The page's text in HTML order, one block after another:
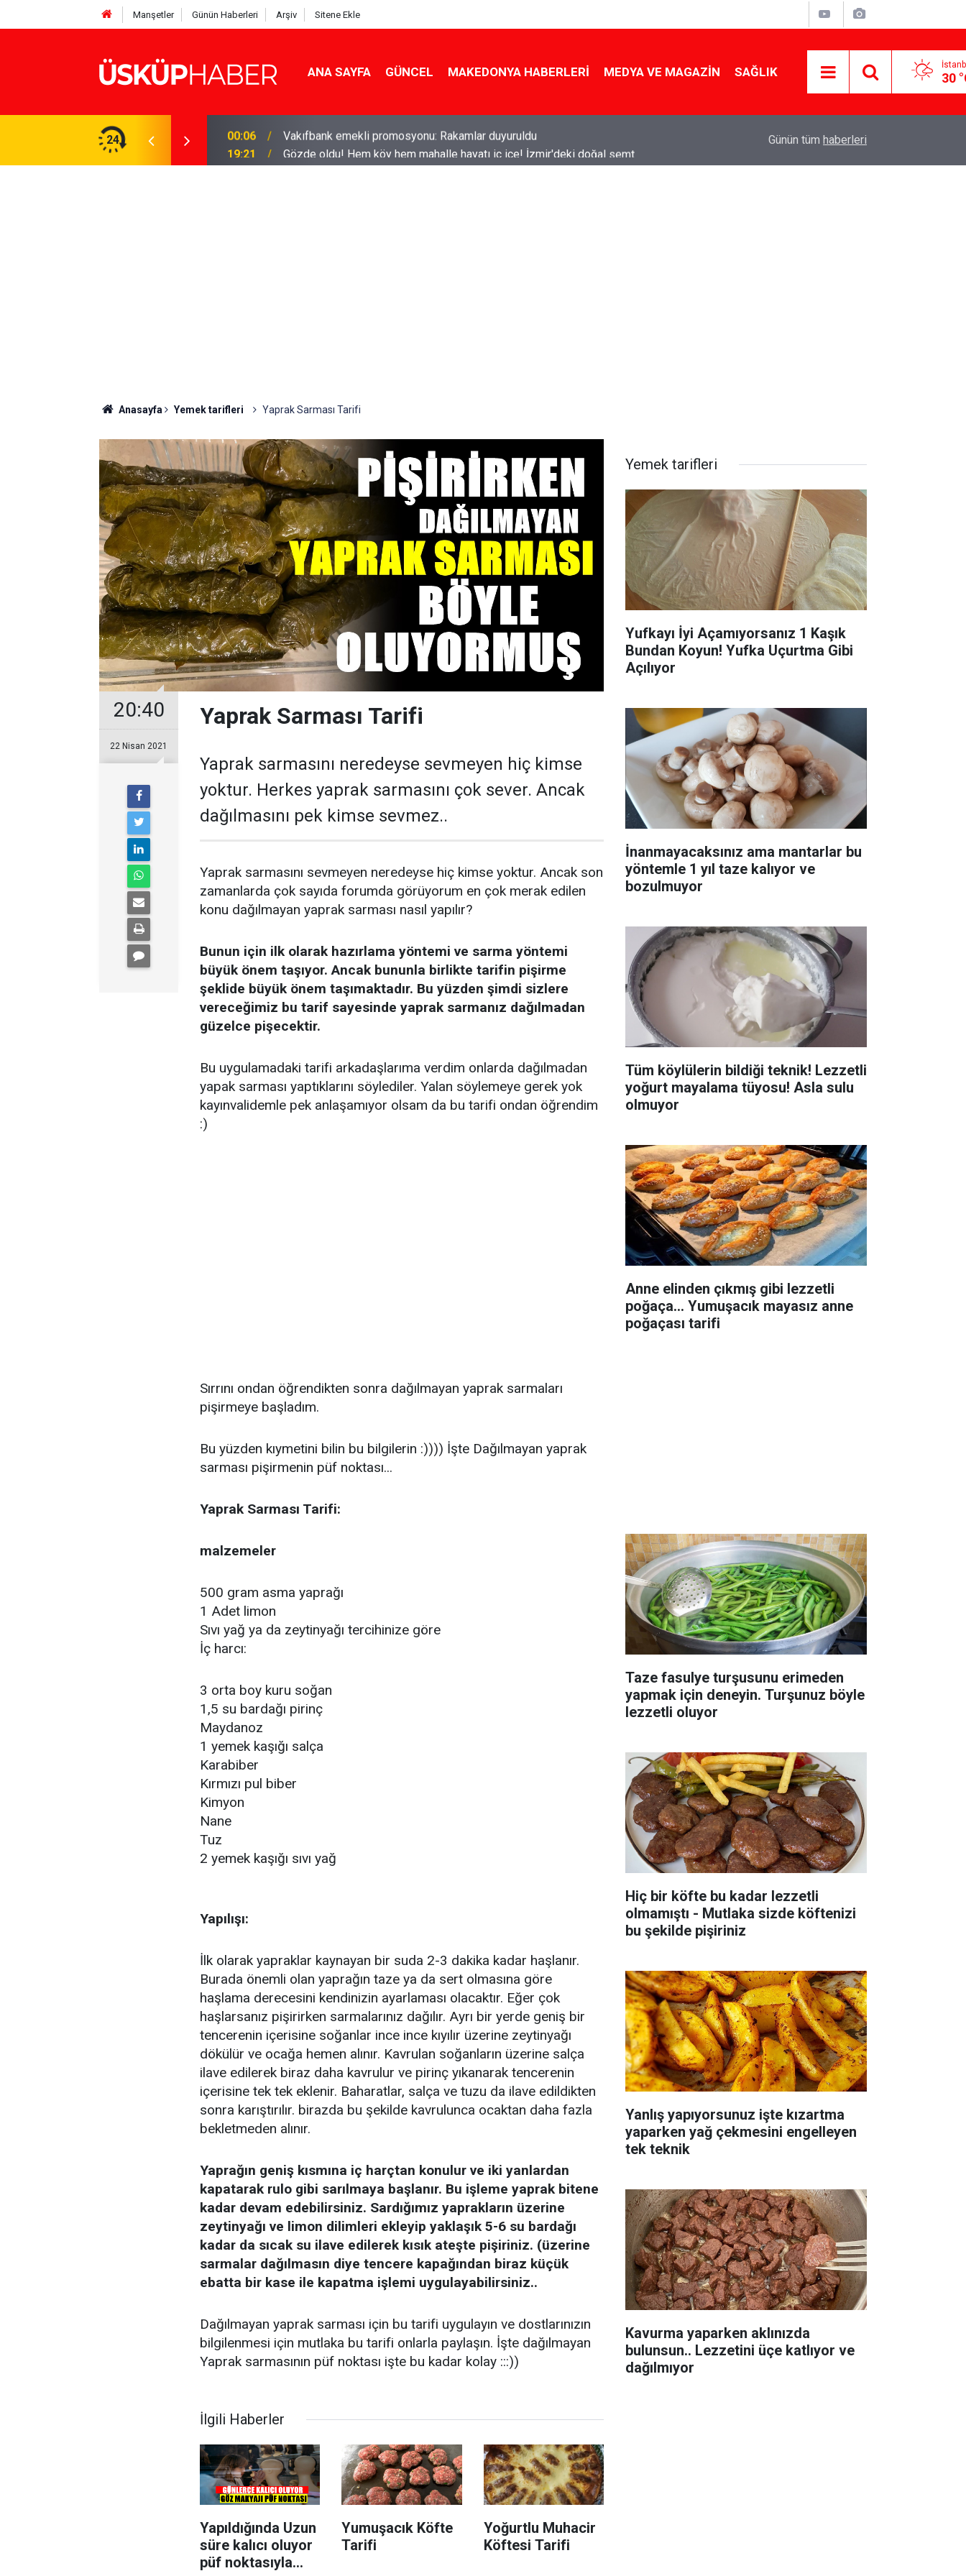
Manşetler Günün Haberleri Arşiv Sitene Ekle
ANA SAYFA GÜNCEL MAKEDONYA HABERLERI MEDYA VE MAGAZIN SAĞLIK 30
24 19:21 Gözde oldu! Hem köy hem mahalle hayatı iç içe! İzmir'deki doğal semt
yapmanın sırrı
Günün tüm haberleri
Anasayfa Yemek tarifleri Yaprak Sarması Tarifi
20:40
22 Nisan 2021
Yaprak Sarması Tarifi
Yaprak sarmasını neredeyse sevmeyen hiç kimse
yoktur. Herkes yaprak sarmasını çok sever. Ancak
dağılmasını pek kimse sevmez..
Yaprak sarmasını sevmeyen neredeyse hiç kimse yoktur. Ancak son
zamanlarda çok sayıda forumda görüyorum en çok merak edilen
konu dağılmayan yaprak sarması nasıl yapılır?
Bunun için ilk olarak hazırlama yöntemi ve sarma yöntemi
büyük önem taşıyor. Ancak bununla birlikte tarifin pişirme
şeklide büyük önem taşımaktadır. Bu yüzden şimdi sizlere
vereceğimiz bu tarif sayesinde yaprak sarmanız dağılmadan
güzelce pişecektir.
Bu uygulamadaki tarifi arkadaşlarıma verdim onlarda dağılmadan
yapak sarması yaptıklarını söylediler. Yalan söylemeye gerek yok
kayınvalidemle pek anlaşamıyor olsam da bu tarifi ondan öğrendim
:)
Sırrını ondan öğrendikten sonra dağılmayan yaprak sarmaları
pişirmeye başladım.
Bu yüzden kıymetini bilin bu bilgilerin :)))) İşte Dağılmayan yaprak
sarması pişirmenin püf noktası...
Yaprak Sarması Tarifi:
malzemeler
500 gram asma yaprağı
1 Adet limon
Sıvı yağ ya da zeytinyağı tercihinize göre
İç harcı:
3 orta boy kuru soğan
1,5 su bardağı pirinç
Maydanoz
1 yemek kaşığı salça
Karabiber
Kırmızı pul biber
Kimyon
Nane
Tuz
2 yemek kaşığı sıvı yağ
Yapılışı:
İlk olarak yapraklar kaynayan bir suda 2-3 dakika kadar haşlanır.
Burada önemli olan yaprağın taze ya da sert olmasına göre
haşlama derecesini kendinizin ayarlaması olacaktır. Eğer çok
haşlarsanız pişirirken sarmalarınız dağılır. Ayrı bir yerde geniş bir
tencerenin içerisine soğanlar ince ince kıyılır üzerine zeytinyağı
dökülür ve ocağa hemen alınır. Kavrulan soğanların üzerine salça
ilave edilerek biraz daha kavrulur ve pirinç yıkanarak tencerenin
içerisine tek tek eklenir. Baharatlar, salça ve tuzu da ilave edildikten
sonra karıştırılır. birazda bu şekilde kavrulunca ocaktan daha fazla
bekletmeden alınır.
Yaprağın geniş kısmına iç harçtan konulur ve iki yanlardan
kapatarak rulo gibi sarılmaya başlanır. Bu işleme yaprak bitene
kadar devam edebilirsiniz. Sardığımız yaprakların üzerine
zeytinyağı ve limon dilimleri ekleyip yaklaşık 5-6 su bardağı
kadar da sıcak su ilave edilerek kısık ateşte pişiriniz. (üzerine
sarmalar dağılmasın diye tencere kapağından biraz küçük
ebatta bir kase ile kapatma işlemi uygulayabilirsiniz..
Dağılmayan yaprak sarması için bu tarifi uygulayın ve dostlarınızın
bilgilenmesi için mutlaka bu tarifi onlarla paylaşın. İşte dağılmayan
Yaprak sarmasının püf noktası işte bu kadar kolay :::))
İlgili Haberler
Yapıldığında Uzun
süre kalıcı oluyor
püf noktasıyla
Yumuşacık Köfte
Tarifi
Yoğurtlu Muhacir
Köftesi Tarifi
Yemek tarifleri
Yufkayı İyi Açamıyorsanız 1 Kaşık
Bundan Koyun! Yufka Uçurtma Gibi
Açılıyor
İnanmayacaksınız ama mantarlar bu
yöntemle 1 yıl taze kalıyor ve
bozulmuyor
Tüm köylülerin bildiği teknik! Lezzetli
yoğurt mayalama tüyosu! Asla sulu
olmuyor
Anne elinden çıkmış gibi lezzetli
poğaça... Yumuşacık mayasız anne
poğaçası tarifi
Taze fasulye turşusunu erimeden
yapmak için deneyin. Turşunuz böyle
lezzetli oluyor
Hiç bir köfte bu kadar lezzetli
olmamıştı - Mutlaka sizde köftenizi
bu şekilde pişiriniz
Yanlış yapıyorsunuz işte kızartma
yaparken yağ çekmesini engelleyen
tek teknik
Kavurma yaparken aklınızda
bulunsun.. Lezzetini üçe katlıyor ve
dağılmıyor